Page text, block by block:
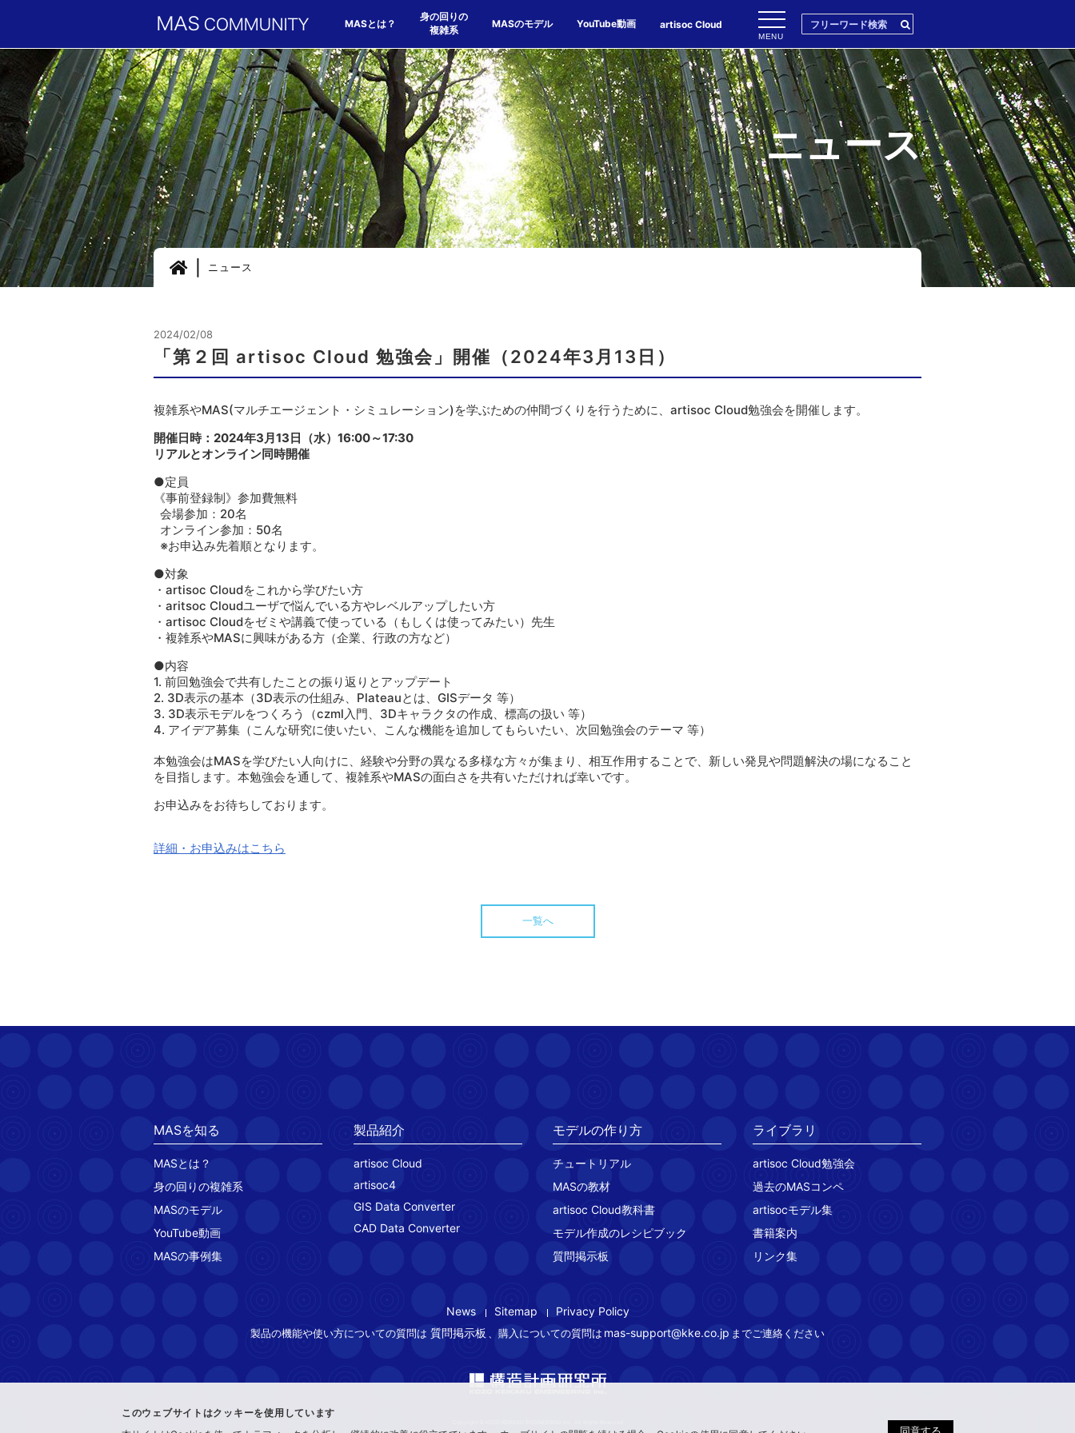
このウェブサイトはクッキーを使用しています
MASとは？
身の回りの
複雑系
MASのモデル YouTube動画 artisoc Cloud
MENU
ニュース
ニュース
2024/02/08
「第２回 artisoc Cloud 勉強会」開催（2024年3月13日）
複雑系やMAS(マルチエージェント・シミュレーション)を学ぶための仲間づくりを行うために、artisoc Cloud勉強会を開催します。
開催日時：2024年3月13日（水）16:00～17:30
リアルとオンライン同時開催
●定員
《事前登録制》参加費無料
会場参加：20名
オンライン参加：50名
※お申込み先着順となります。
●対象
・artisoc Cloudをこれから学びたい方
・aritsoc Cloudユーザで悩んでいる方やレベルアップしたい方
・artisoc Cloudをゼミや講義で使っている（もしくは使ってみたい）先生
・複雑系やMASに興味がある方（企業、行政の方など）
●内容
1. 前回勉強会で共有したことの振り返りとアップデート
2. 3D表示の基本（3D表示の仕組み、Plateauとは、GISデータ 等）
3. 3D表示モデルをつくろう（czml入門、3Dキャラクタの作成、標高の扱い 等）
4. アイデア募集（こんな研究に使いたい、こんな機能を追加してもらいたい、次回勉強会のテーマ 等）
本勉強会はMASを学びたい人向けに、経験や分野の異なる多様な方々が集まり、相互作用することで、新しい発見や問題解決の場になること
を目指します。本勉強会を通して、複雑系やMASの面白さを共有いただければ幸いです。
お申込みをお待ちしております。
詳細・お申込みはこちら
一覧へ
MASを知る
MASとは？
身の回りの複雑系
MASのモデル
YouTube動画
MASの事例集
製品紹介
artisoc Cloud
artisoc4
GIS Data Converter
CAD Data Converter
モデルの作り方
チュートリアル
MASの教材
artisoc Cloud教科書
モデル作成のレシピブック
質問掲示板
ライブラリ
artisoc Cloud勉強会
過去のMASコンペ
artisocモデル集
書籍案内
リンク集
News Sitemap Privacy Policy
製品の機能や使い方についての質問は 質問掲示板 、購入についての質問は mas-support@kke.co.jp までご連絡ください